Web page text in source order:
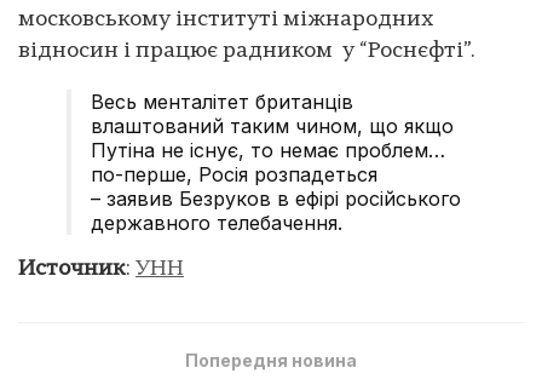
московському інституті міжнародних
відносин і працює радником у “Роснєфті”.
Весь менталітет британців
влаштований таким чином, що якщо
Путіна не існує, то немає проблем…
по-перше, Росія розпадеться
– заявив Безруков в ефірі російського
державного телебачення.
Источник: УНН
Попередня новина